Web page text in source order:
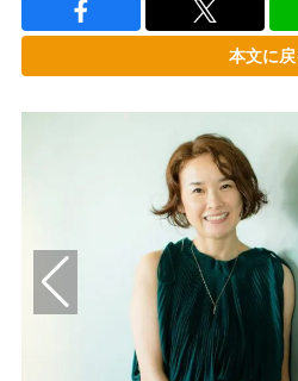
本文に戻